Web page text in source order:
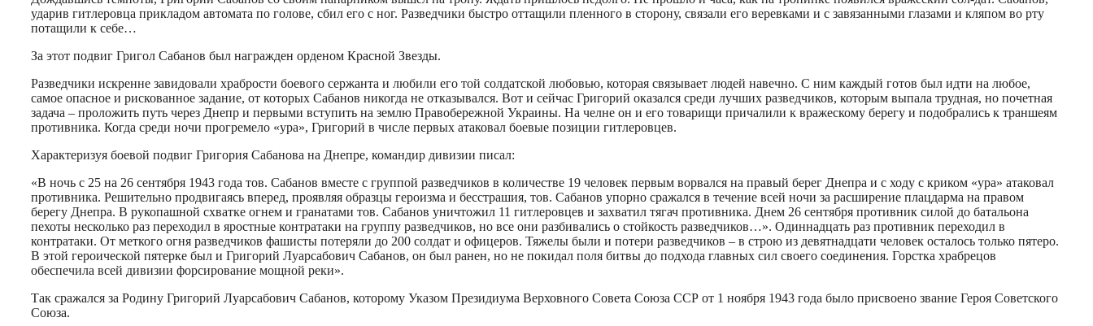
ударив гитлеровца прикладом автомата по голове, сбил его с ног. Разведчики быстро оттащили пленного в сторону, связали его веревками и с завязанными глазами и кляпом во рту
потащили к себе…
За этот подвиг Григол Сабанов был награжден орденом Красной Звезды.
Разведчики искренне завидовали храбрости боевого сержанта и любили его той солдатской любовью, которая связывает людей навечно. С ним каждый готов был идти на любое,
самое опасное и рискованное задание, от которых Сабанов никогда не отказывался. Вот и сейчас Григорий оказался среди лучших разведчиков, которым выпала трудная, но почетная
задача – проложить путь через Днепр и первыми вступить на землю Правобережной Украины. На челне он и его товарищи причалили к вражескому берегу и подобрались к траншеям
противника. Когда среди ночи прогремело «ура», Григорий в числе первых атаковал боевые позиции гитлеровцев.
Характеризуя боевой подвиг Григория Сабанова на Днепре, командир дивизии писал:
«В ночь с 25 на 26 сентября 1943 года тов. Сабанов вместе с группой разведчиков в количестве 19 человек первым ворвался на правый берег Днепра и с ходу с криком «ура» атаковал
противника. Решительно продвигаясь вперед, проявляя образцы героизма и бесстрашия, тов. Сабанов упорно сражался в течение всей ночи за расширение плацдарма на правом
берегу Днепра. В рукопашной схватке огнем и гранатами тов. Сабанов уничтожил 11 гитлеровцев и захватил тягач противника. Днем 26 сентября противник силой до батальона
пехоты несколько раз переходил в яростные контратаки на группу разведчиков, но все они разбивались о стойкость разведчиков…». Одиннадцать раз противник переходил в
контратаки. От меткого огня разведчиков фашисты потеряли до 200 солдат и офицеров. Тяжелы были и потери разведчиков – в строю из девятнадцати человек осталось только пятеро.
В этой героической пятерке был и Григорий Луарсабович Сабанов, он был ранен, но не покидал поля битвы до подхода главных сил своего соединения. Горстка храбрецов
обеспечила всей дивизии форсирование мощной реки».
Так сражался за Родину Григорий Луарсабович Сабанов, которому Указом Президиума Верховного Совета Союза ССР от 1 ноября 1943 года было присвоено звание Героя Советского
Союза.